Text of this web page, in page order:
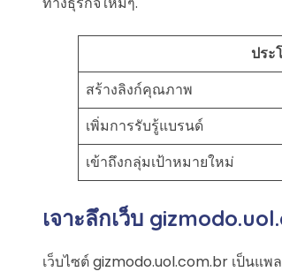
ประ
สร้างลิงก์คุณภาพ
เพิ่มการรับรู้แบรนด์
เข้าถึงกลุ่มเป้าหมายใหม่
เจาะลึกเว็บ
เว็บไซต์ gizmodo.uol.com.br เป็นแ